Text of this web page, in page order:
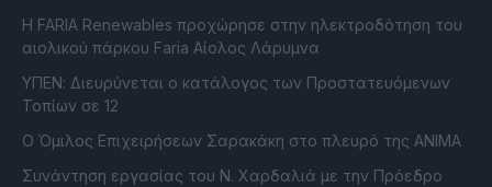
Η FARIA Renewables προχώρησε στην ηλεκτροδότηση του
αιολικού πάρκου Faria Αίολος Λάρυμνα
ΥΠΕΝ: Διευρύνεται ο κατάλογος των Προστατευόμενων
Τοπίων σε 12
O Όμιλος Επιχειρήσεων Σαρακάκη στο πλευρό της ΑΝΙΜΑ
Συνάντηση εργασίας του Ν. Χαρδαλιά με την Πρόεδρο